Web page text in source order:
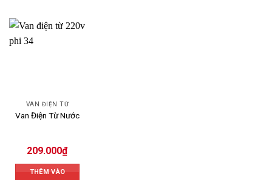
VAN ĐIỆN TỪ
Van Điện Từ Nước
209.000₫
THÊM VÀO